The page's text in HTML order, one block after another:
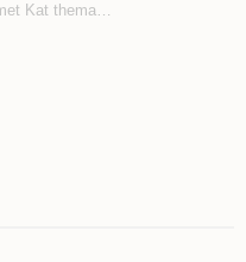
Kat thema…